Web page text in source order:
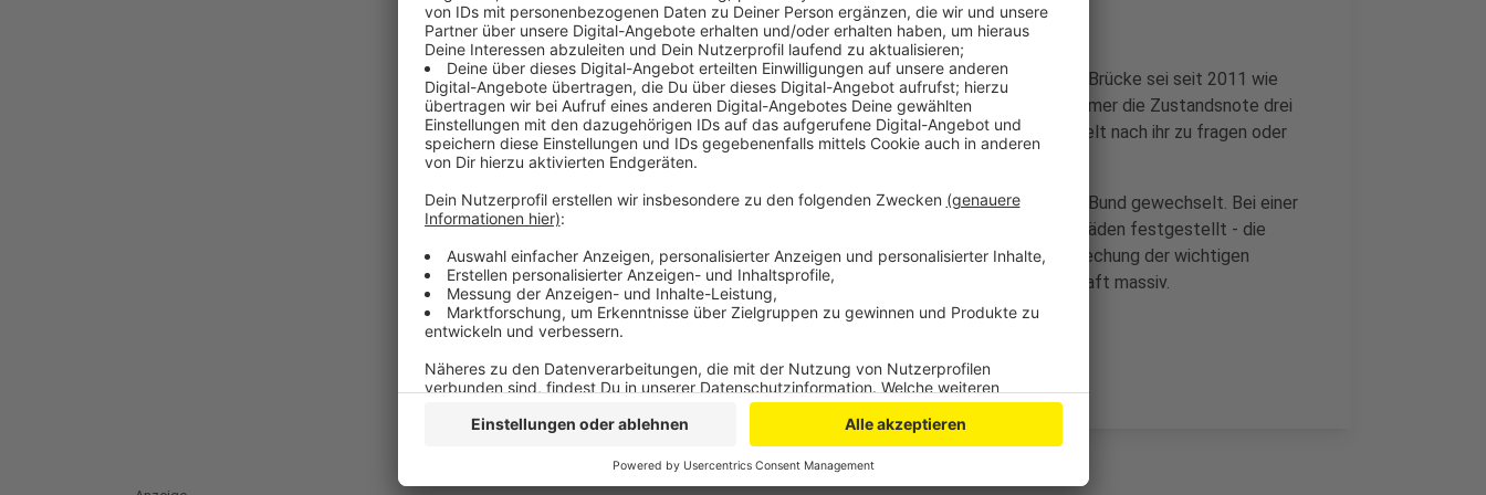
Er habe damals keinen Anlass zu Argwohn gehabt, sagt Wüst: Die Brücke sei seit 2011 wie
vorgeschrieben alle drei Jahre geprüft worden - dabei habe sie immer die Zustandsnote drei
bekommen. Dementsprechend habe er keinen Grund gehabt, gezielt nach ihr zu fragen oder
den Neubau mit Priorität voranzutreiben.
Im Jahr 2021 war die Zuständigkeit für die Brücke vom Land zum Bund gewechselt. Bei einer
Kontrolle am Ende des Jahres hatten Experten dann massive Schäden festgestellt - die
Brücke wurde wegen Einsturzgefahr sofort gesperrt. Die Unterbrechung der wichtigen
Verkehrsachse belastet seitdem auch die oberbergische Wirtschaft massiv.
Anzeige